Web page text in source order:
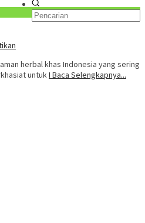
herbal khas Indonesia yang sering
untukI Baca Selengkapnya...